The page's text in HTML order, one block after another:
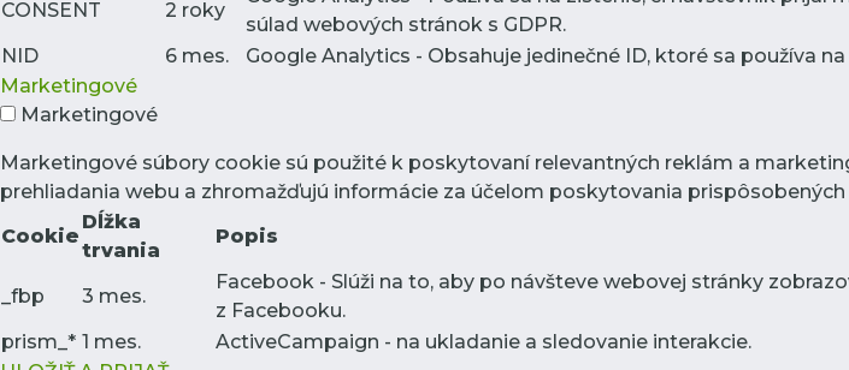
CONSENT
2 roky
súlad webových stránok s GDPR.
NID
6 mes.
Google Analytics - Obsahuje jedinečné ID, ktoré sa používa
Marketingové
Marketingové
Marketingové súbory cookie sú použité k poskytovaní relevantných reklám a
prehliadania webu a zhromažďujú informácie za účelom poskytovania
Cookie
Dĺžka
trvania
Popis
_fbp 3 mes.
Facebook - Slúži na to, aby po návšteve webovej stránky
z Facebooku.
prism_* 1 mes.
ActiveCampaign - na ukladanie a sledovanie interakcie.